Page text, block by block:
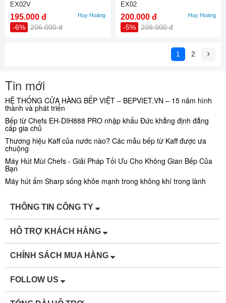
EX02V
195.000 đ
-6% 206.000 đ
Huy Hoàng
EX02
200.000 đ
-5% 209.000 đ
Huy Hoàng
1 2
Tin mới
HỆ THỐNG CỬA HÀNG BẾP VIỆT – BEPVIET.VN – 15 năm hình
thành và phát triển
Bếp từ Chefs EH-DIH888 PRO nhập khẩu Đức khẳng định đẳng
cấp gia chủ
Thương hiệu Kaff của nước nào? Các mẫu bếp từ Kaff được ưa
chuộng
Máy Hút Mùi Chefs - Giải Pháp Tối Ưu Cho Không Gian Bếp Của
Bạn
Máy hút ẩm Sharp sống khỏe mạnh trong không khí trong lành
THÔNG TIN CÔNG TY
HỖ TRỢ KHÁCH HÀNG
CHÍNH SÁCH MUA HÀNG
FOLLOW US